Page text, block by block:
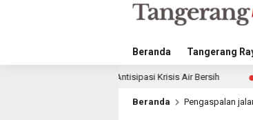
Beranda Tangerang
Antisipasi Krisis Air Bersih 7 jam lalu
Beranda Pengaspalan